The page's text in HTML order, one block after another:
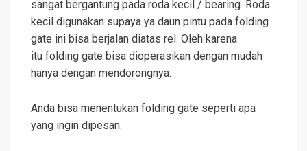
sangat bergantung pada roda kecil / bearing. Roda
kecil digunakan supaya ya daun pintu pada folding
gate ini bisa berjalan diatas rel. Oleh karena
itu folding gate bisa dioperasikan dengan mudah
hanya dengan mendorongnya.
Anda bisa menentukan folding gate seperti apa
yang ingin dipesan.